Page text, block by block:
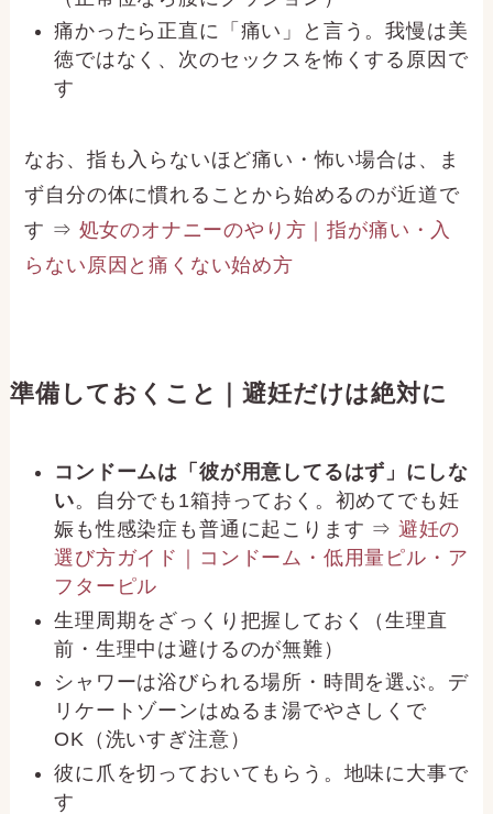
痛かったら正直に「痛い」と言う。我慢は美
徳ではなく、次のセックスを怖くする原因で
す
なお、指も入らないほど痛い・怖い場合は、ま
ず自分の体に慣れることから始めるのが近道で
す ⇒ 処女のオナニーのやり方｜指が痛い・入
らない原因と痛くない始め方
準備しておくこと｜避妊だけは絶対に
コンドームは「彼が用意してるはず」にしな
い。自分でも1箱持っておく。初めてでも妊
娠も性感染症も普通に起こります ⇒ 避妊の
選び方ガイド｜コンドーム・低用量ピル・ア
フターピル
生理周期をざっくり把握しておく（生理直
前・生理中は避けるのが無難）
シャワーは浴びられる場所・時間を選ぶ。デ
リケートゾーンはぬるま湯でやさしくで
OK（洗いすぎ注意）
彼に爪を切っておいてもらう。地味に大事で
す